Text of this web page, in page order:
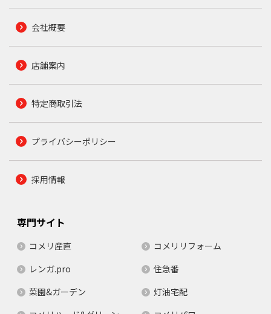
会社概要
店舗案内
特定商取引法
プライバシーポリシー
採用情報
専門サイト
コメリ産直
コメリリフォーム
レンガ.pro
住急番
菜園&ガーデン
灯油宅配